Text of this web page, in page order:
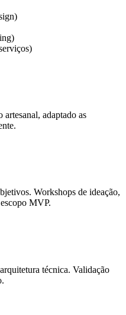
artesanal, adaptado as
Workshops de ideação,
MVP.
técnica. Validação